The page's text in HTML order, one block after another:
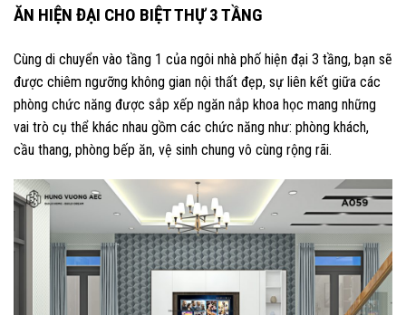
ĂN HIỆN ĐẠI CHO BIỆT THỰ 3 TẦNG
Cùng di chuyển vào tầng 1 của ngôi nhà phố hiện đại 3 tầng, bạn sẽ
được chiêm ngưỡng không gian nội thất đẹp, sự liên kết giữa các
phòng chức năng được sắp xếp ngăn nắp khoa học mang những
vai trò cụ thể khác nhau gồm các chức năng như: phòng khách,
cầu thang, phòng bếp ăn, vệ sinh chung vô cùng rộng rãi.